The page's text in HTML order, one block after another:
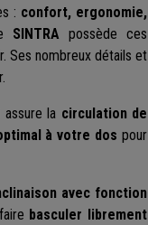
: confort, ergonomie,
SINTRA possède ces
Ses nombreux détails et
la circulation de
à votre dospour
avec fonction
basculer librement